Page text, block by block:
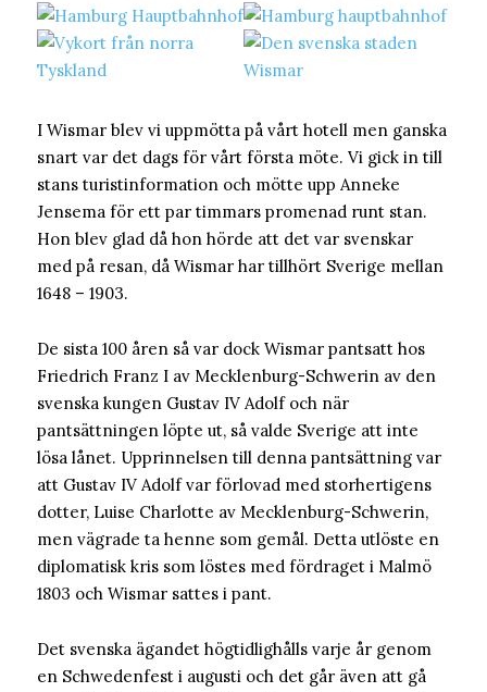
I Wismar blev vi uppmötta på vårt hotell men ganska
snart var det dags för vårt första möte. Vi gick in till
stans turistinformation och mötte upp Anneke
Jensema för ett par timmars promenad runt stan.
Hon blev glad då hon hörde att det var svenskar
med på resan, då Wismar har tillhört Sverige mellan
1648 – 1903.
De sista 100 åren så var dock Wismar pantsatt hos
Friedrich Franz I av Mecklenburg-Schwerin av den
svenska kungen Gustav IV Adolf och när
pantsättningen löpte ut, så valde Sverige att inte
lösa lånet. Upprinnelsen till denna pantsättning var
att Gustav IV Adolf var förlovad med storhertigens
dotter, Luise Charlotte av Mecklenburg-Schwerin,
men vägrade ta henne som gemål. Detta utlöste en
diplomatisk kris som löstes med fördraget i Malmö
1803 och Wismar sattes i pant.
Det svenska ägandet högtidlighålls varje år genom
en Schwedenfest i augusti och det går även att gå